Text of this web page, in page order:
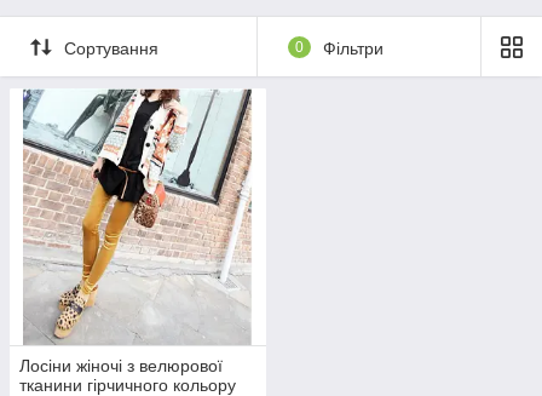
Сортування 0 Фільтри
Лосіни жіночі з велюрової
тканини гірчичного кольору